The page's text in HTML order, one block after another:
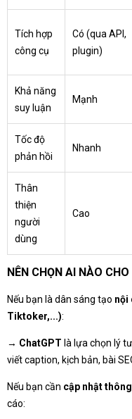
Tích hợp
công cụ
Có (qua API,
plugin)
Khả năng
suy luận
Mạnh
Tốc độ
phản hồi
Nhanh
Thân
thiện
người
dùng
Cao
NÊN CHỌN AI NÀO
Nếu bạn là dân sáng tạo nội
Tiktoker,...):
→ ChatGPT là lựa chọn lý
viết caption, kịch bản, bài
Nếu bạn cần cập nhật
cáo: